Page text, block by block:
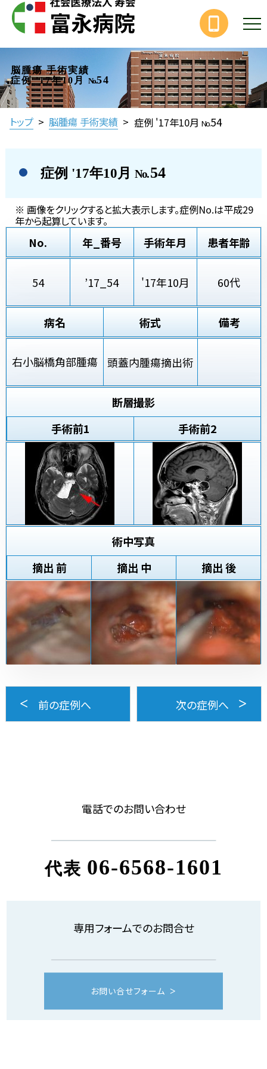
脳腫瘍 手術実績
症例 '17年10月
No.54
トップ > 脳腫瘍 手術実績 > 症例 '17年10月 No.54
症例 '17年10月 No.54
※ 画像をクリックすると拡大表示します。症例No.は平成29
年から起算しています。
No. 年_番号 手術年月 患者年齢
54 ’17_54 '17年10月 60代
病名 術式 備考
右小脳橋角部腫瘍 頭蓋内腫瘍摘出術
断層撮影
手術前1 手術前2
術中写真
摘出 前
摘出 中 摘出 後
前の症例へ 次の症例へ
電話でのお問い合わせ
代表 06-6568-1601
専用フォームでのお問合せ
お問い合せフォーム